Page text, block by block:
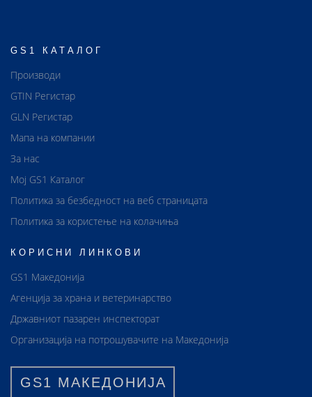
GS1 КАТАЛОГ
Производи
GTIN Регистар
GLN Регистар
Мапа на компании
За нас
Мој GS1 Каталог
Политика за безбедност на веб страницата
Политика за користење на колачиња
КОРИСНИ ЛИНКОВИ
GS1 Македонија
Агенција за храна и ветеринарство
Државниот пазарен инспекторат
Организација на потрошувачите на Македонија
GS1 МАКЕДОНИЈА